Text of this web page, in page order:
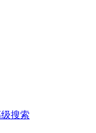
搜索